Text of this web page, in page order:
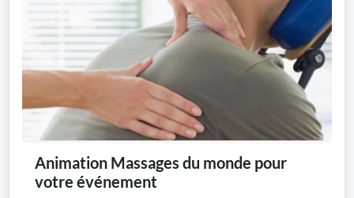
Animation Massages du monde pour
votre événement